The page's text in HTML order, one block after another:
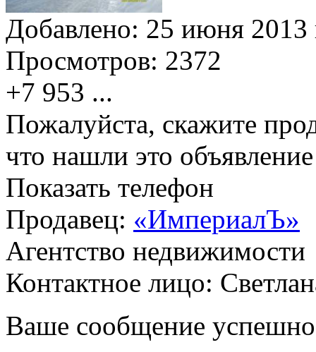
Добавлено: 25 июня 2013
Просмотров: 2372
+7 953 ...
Пожалуйста, скажите
что нашли это
Показать телефон
Продавец: «ИмпериалЪ»
Агентство недвижимости
Контактное лицо:
Ваше сообщение успешно